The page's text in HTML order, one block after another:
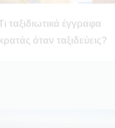
ταξιδιωτικά έγγραφα
όταν ταξιδεύεις?